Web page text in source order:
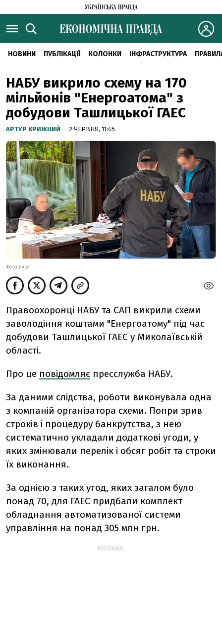
НОВИНИ ПУБЛІКАЦІЇ КОЛОНКИ ІНФРАСТРУКТУРА
НАБУ викрило схему на 170
мільйонів "Енергоатома" з
добудови Ташлицької ГАЕС
АРТУР КРИЖНИЙ — 2 ЧЕРВНЯ, 11:45
ФОТО: НАБУ
Правоохоронці НАБУ та САП викрили схеми
заволодіння коштами "Енергоатому" під час
добудови Ташлицької ГАЕС у Миколаївській
області.
Про це повідомляє пресслужба НАБУ.
За даними слідства, роботи виконувала одна
з компаній організатора схеми. Попри зрив
строків і процедуру банкрутства, з нею
систематично укладали додаткові угоди, у
яких змінювали перелік і обсяг робіт та строки
їх виконання.
За однією з таких угод, яких загалом було
понад 70, для ГАЕС придбали комплект
обладнання автоматизованої системи
управління на понад 305 млн грн.
РЕКЛАМА: